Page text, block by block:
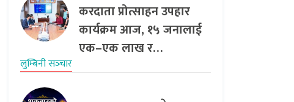
करदाता प्रोत्साहन उपहार
कार्यक्रम आज, १५ जनालाई
एक–एक लाख र…
लुम्बिनी सञ्‍चार